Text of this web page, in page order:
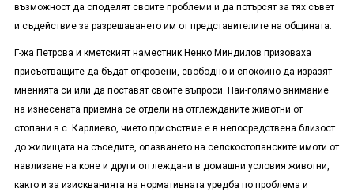
възможност да споделят своите проблеми и да потърсят за тях съвет
и съдействие за разрешаването им от представителите на общината.
Г-жа Петрова и кметският наместник Ненко Миндилов призоваха
присъстващите да бъдат откровени, свободно и спокойно да изразят
мненията си или да поставят своите въпроси. Най-голямо внимание
на изнесената приемна се отдели на отглежданите животни от
стопани в с. Карлиево, чието присъствие е в непосредствена близост
до жилищата на съседите, опазването на селскостопанските имоти от
навлизане на коне и други отглеждани в домашни условия животни,
както и за изискванията на нормативната уредба по проблема и